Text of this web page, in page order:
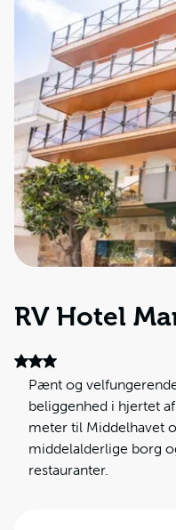
Information
RV Hotel
Pænt og
beliggenhed i hjertet
meter til Middelhavet
middelalderlige borg
restauranter.